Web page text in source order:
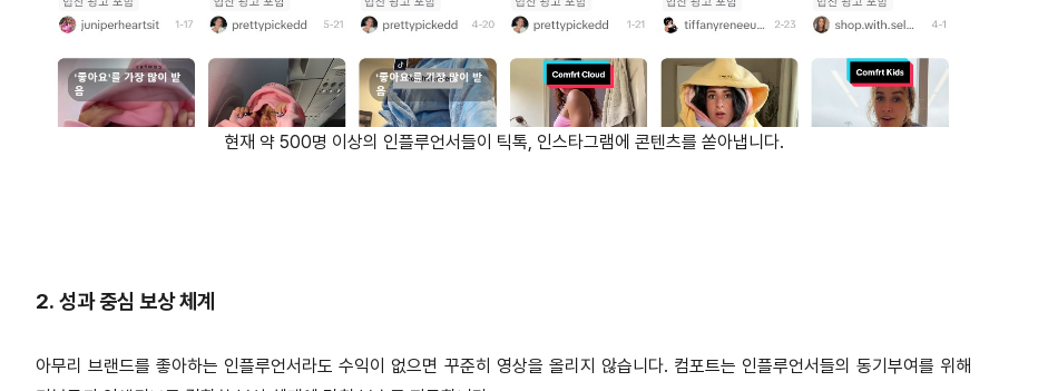
현재 약 500명 이상의 인플루언서들이 틱톡, 인스타그램에 콘텐츠를 쏟아냅니다.
2. 성과 중심 보상 체계
아무리 브랜드를 좋아하는 인플루언서라도 수익이 없으면 꾸준히 영상을 올리지 않습니다. 컴포트는 인플루언서들의 동기부여를 위해